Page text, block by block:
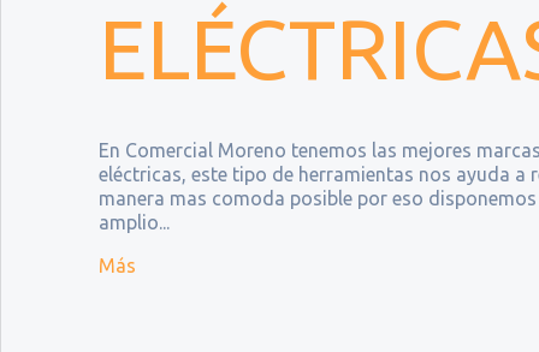
En Comercial Moreno tenemos las mejores
eléctricas, este tipo de herramientas nos ayuda a
manera mas comoda posible por eso
amplio...
Más